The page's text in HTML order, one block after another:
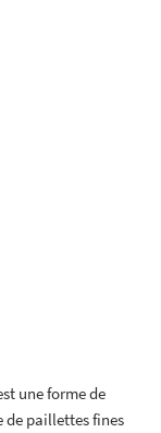
une forme de
de paillettes fines